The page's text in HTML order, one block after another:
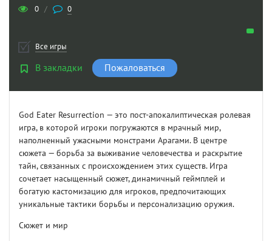
0 / 0
Все игры
В закладки Пожаловаться
God Eater Resurrection — это пост-апокалиптическая ролевая
игра, в которой игроки погружаются в мрачный мир,
наполненный ужасными монстрами Арагами. В центре
сюжета — борьба за выживание человечества и раскрытие
тайн, связанных с происхождением этих существ. Игра
сочетает насыщенный сюжет, динамичный геймплей и
богатую кастомизацию для игроков, предпочитающих
уникальные тактики борьбы и персонализацию оружия.
Сюжет и мир